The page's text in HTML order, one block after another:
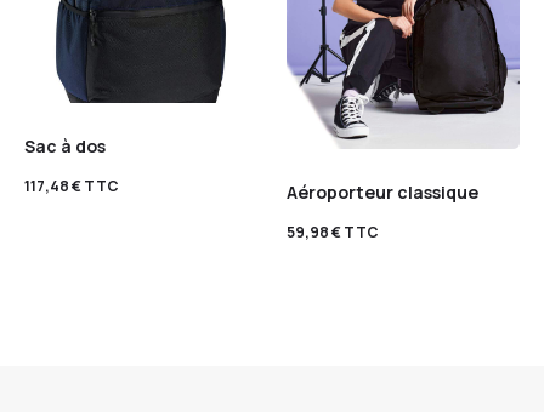
Sac à dos
117,48€TTC Aéroporteur classique
59,98€TTC